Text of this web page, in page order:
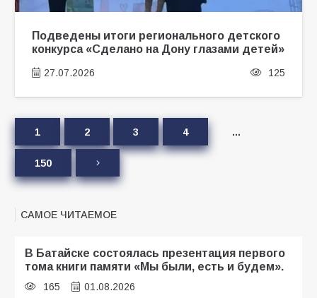
Подведены итоги регионального детского
конкурса «Сделано на Дону глазами детей»
27.07.2026 125
1 2 3 4 …
150
САМОЕ ЧИТАЕМОЕ
В Батайске состоялась презентация первого
тома книги памяти «Мы были, есть и будем».
165 01.08.2026